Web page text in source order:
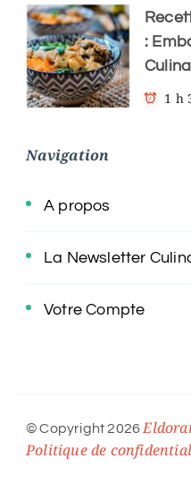
:
1 h
Navigation
A propos
La Newsletter
Votre Compte
© Copyright 2026
Politique de